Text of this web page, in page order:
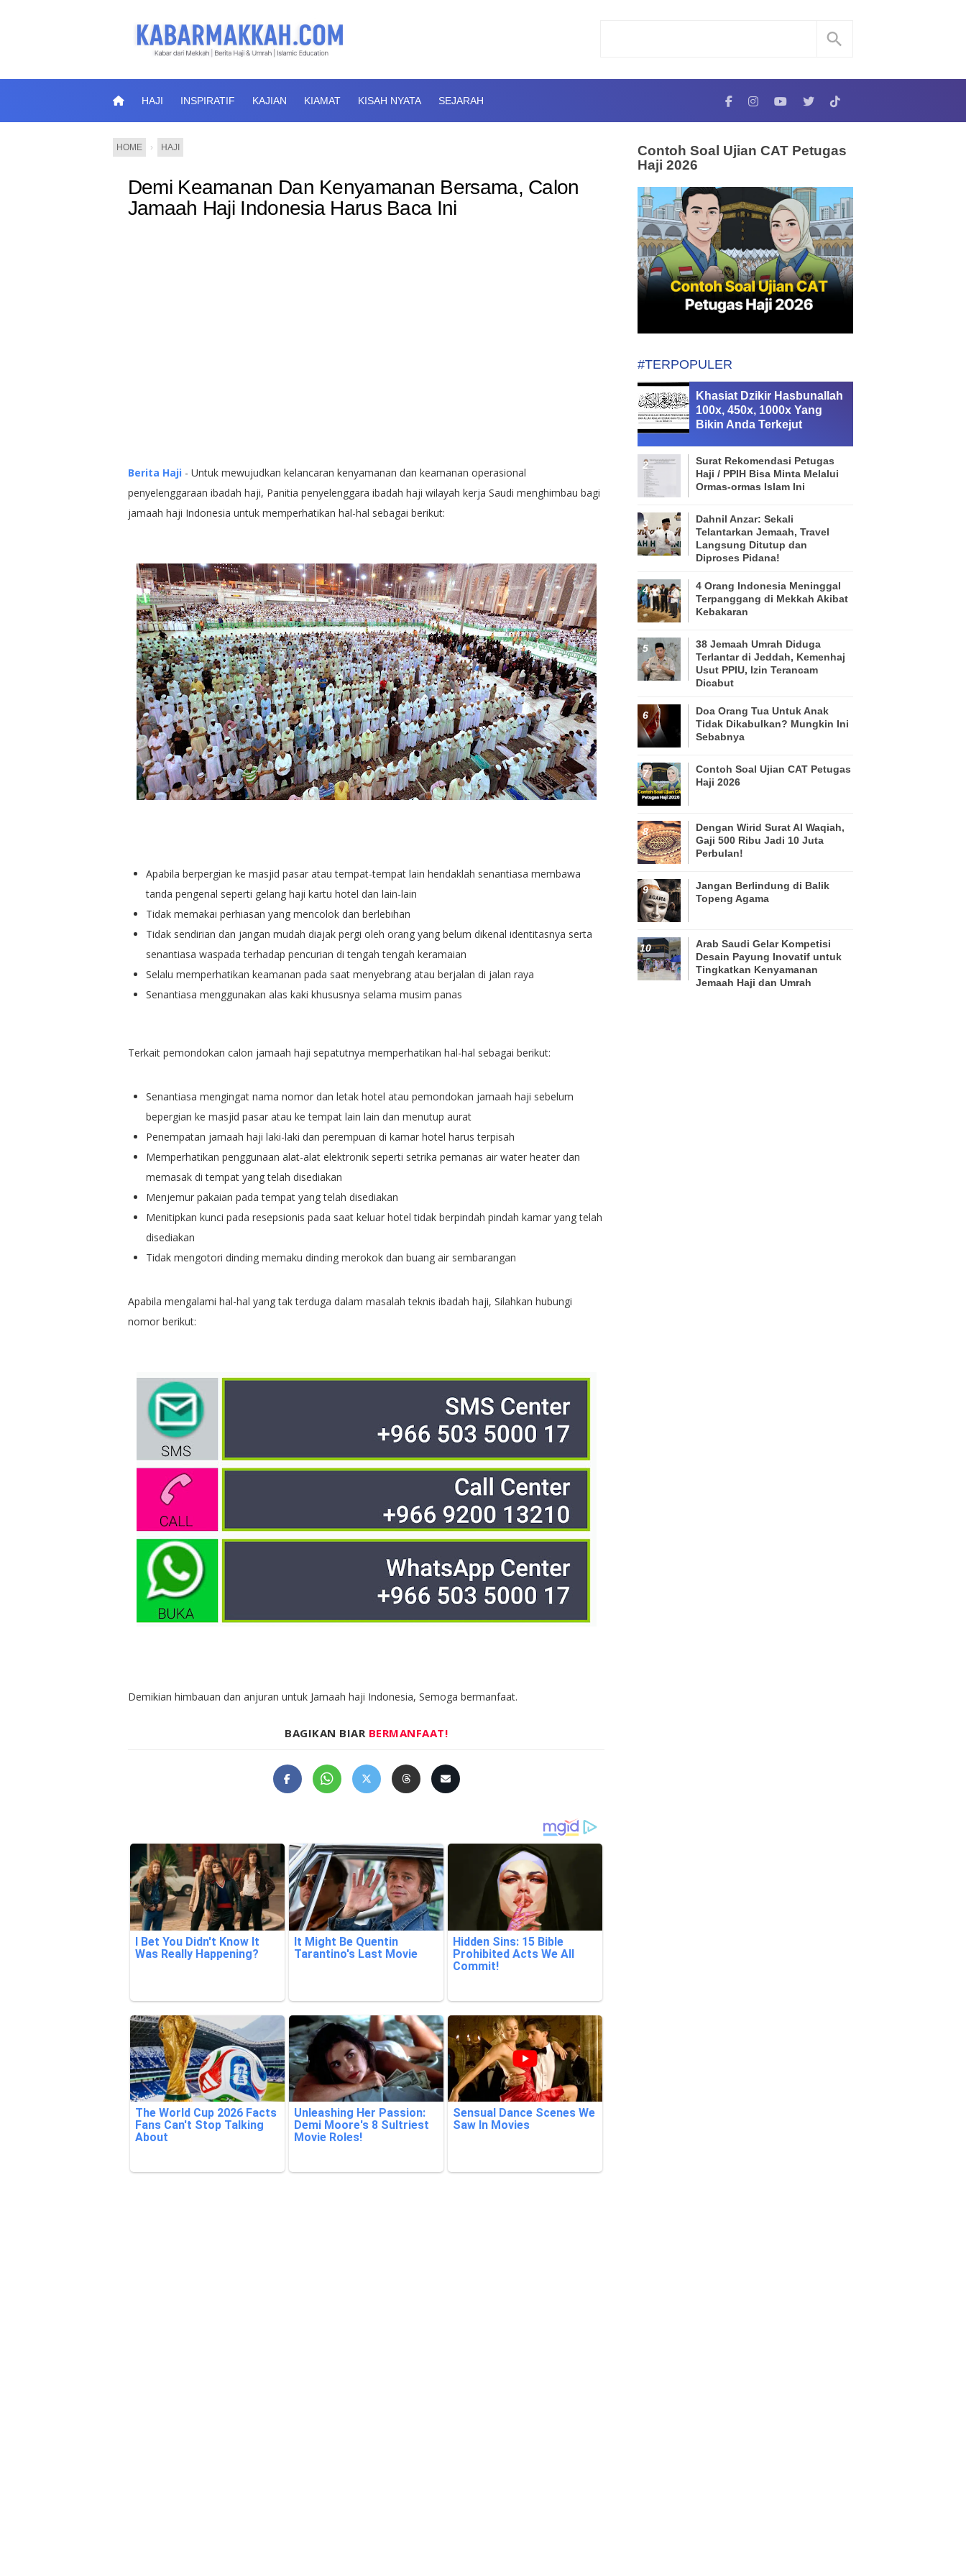
HAJI INSPIRATIF KAJIAN KIAMAT KISAH NYATA SEJARAH
HOME › HAJI
Demi Keamanan Dan Kenyamanan Bersama, Calon
Jamaah Haji Indonesia Harus Baca Ini
Berita Haji- Untuk mewujudkan kelancaran kenyamanan dan keamanan operasional
penyelenggaraan ibadah haji, Panitia penyelenggara ibadah haji wilayah kerja Saudi menghimbau bagi
jamaah haji Indonesia untuk memperhatikan hal-hal sebagai berikut:
Apabila berpergian ke masjid pasar atau tempat-tempat lain hendaklah senantiasa membawa
tanda pengenal seperti gelang haji kartu hotel dan lain-lain
Tidak memakai perhiasan yang mencolok dan berlebihan
Tidak sendirian dan jangan mudah diajak pergi oleh orang yang belum dikenal identitasnya serta
senantiasa waspada terhadap pencurian di tengah tengah keramaian
Selalu memperhatikan keamanan pada saat menyebrang atau berjalan di jalan raya
Senantiasa menggunakan alas kaki khususnya selama musim panas
Terkait pemondokan calon jamaah haji sepatutnya memperhatikan hal-hal sebagai berikut:
Senantiasa mengingat nama nomor dan letak hotel atau pemondokan jamaah haji sebelum
bepergian ke masjid pasar atau ke tempat lain lain dan menutup aurat
Penempatan jamaah haji laki-laki dan perempuan di kamar hotel harus terpisah
Memperhatikan penggunaan alat-alat elektronik seperti setrika pemanas air water heater dan
memasak di tempat yang telah disediakan
Menjemur pakaian pada tempat yang telah disediakan
Menitipkan kunci pada resepsionis pada saat keluar hotel tidak berpindah pindah kamar yang telah
disediakan
Tidak mengotori dinding memaku dinding merokok dan buang air sembarangan
Apabila mengalami hal-hal yang tak terduga dalam masalah teknis ibadah haji, Silahkan hubungi
nomor berikut:
Demikian himbauan dan anjuran untuk Jamaah haji Indonesia, Semoga bermanfaat.
BAGIKAN BIAR BERMANFAAT!
Contoh Soal Ujian CAT Petugas
Haji 2026
#TERPOPULER
Khasiat Dzikir Hasbunallah
100x, 450x, 1000x Yang
Bikin Anda Terkejut
Surat Rekomendasi Petugas
Haji / PPIH Bisa Minta Melalui
Ormas-ormas Islam Ini
Dahnil Anzar: Sekali
Telantarkan Jemaah, Travel
Langsung Ditutup dan
Diproses Pidana!
4 Orang Indonesia Meninggal
Terpanggang di Mekkah Akibat
Kebakaran
38 Jemaah Umrah Diduga
Terlantar di Jeddah, Kemenhaj
Usut PPIU, Izin Terancam
Dicabut
Doa Orang Tua Untuk Anak
Tidak Dikabulkan? Mungkin Ini
Sebabnya
Contoh Soal Ujian CAT Petugas
Haji 2026
Dengan Wirid Surat Al Waqiah,
Gaji 500 Ribu Jadi 10 Juta
Perbulan!
Jangan Berlindung di Balik
Topeng Agama
Arab Saudi Gelar Kompetisi
Desain Payung Inovatif untuk
Tingkatkan Kenyamanan
Jemaah Haji dan Umrah